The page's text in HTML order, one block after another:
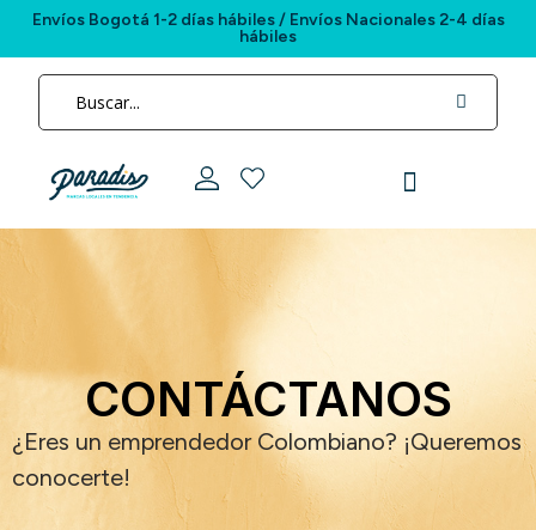
Envíos Bogotá 1-2 días hábiles / Envíos Nacionales 2-4 días
hábiles
CONTÁCTANOS
¿Eres un emprendedor Colombiano? ¡Queremos
conocerte!